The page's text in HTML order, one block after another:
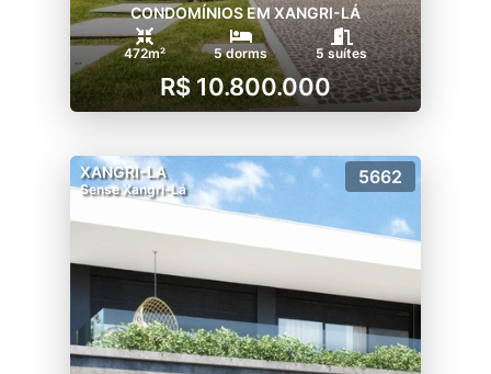
CONDOMÍNIOS EM XANGRI-LÁ
472m² 5 dorms 5 suítes
R$ 10.800.000
XANGRI-LA
Sense Xangri-Lá
5662